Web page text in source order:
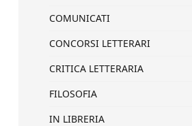
COMUNICATI
CONCORSI LETTERARI
CRITICA LETTERARIA
FILOSOFIA
IN LIBRERIA